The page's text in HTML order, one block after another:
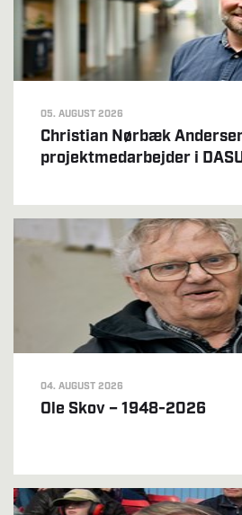
05. AUGUST 2026
Christian Nørbæk
projektmedarbejder i
04. AUGUST 2026
Ole Skov – 1948-2026